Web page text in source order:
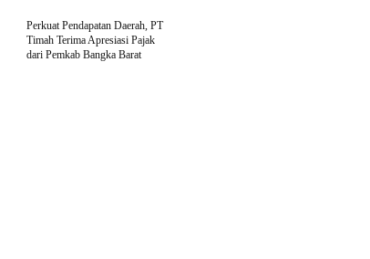
Perkuat Pendapatan Daerah, PT
Timah Terima Apresiasi Pajak
dari Pemkab Bangka Barat